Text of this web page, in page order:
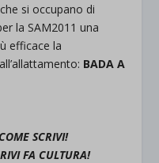
si occupano di
la SAM2011 una
efficace la
BADA A
SCRIVI!
FA CULTURA!